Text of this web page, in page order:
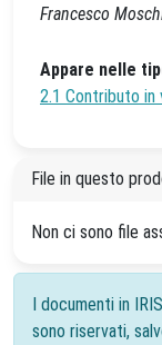
Francesco
Appare nelle
2.1 Contributo in
File in questo
Non ci sono file
I documenti in
sono riservati,